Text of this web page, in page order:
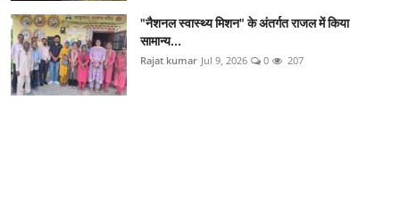
"नैशनल स्वास्थ्य मिशन" के अंतर्गत राजल में किया
सामान्य...
Rajat kumar Jul 9, 2026 0 207